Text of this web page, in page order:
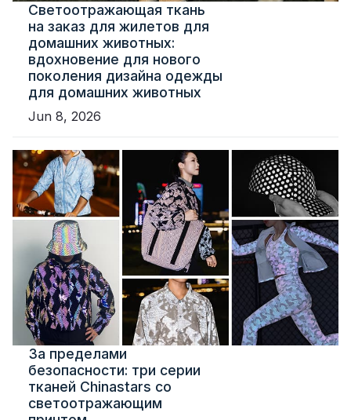
Светоотражающая ткань
на заказ для жилетов для
домашних животных:
вдохновение для нового
поколения дизайна одежды
для домашних животных
Jun 8, 2026
За пределами
безопасности: три серии
тканей Chinastars со
светоотражающим